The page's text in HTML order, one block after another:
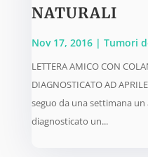
NATURALI
Nov 17, 2016| Tumori
LETTERA AMICO CON
DIAGNOSTICATO AD
seguo da una settimana
diagnosticato un...